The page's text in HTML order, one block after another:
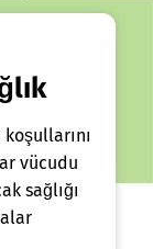
vücudu
sağlığı